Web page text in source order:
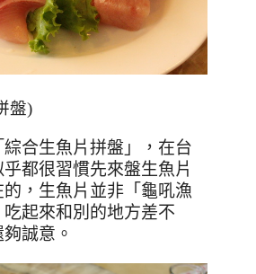
盤)
綜合生魚片拼盤」，在台
都很習慣先來盤生魚片
，生魚片並非 「龜吼漁
起來和別的地方差不
誠意。